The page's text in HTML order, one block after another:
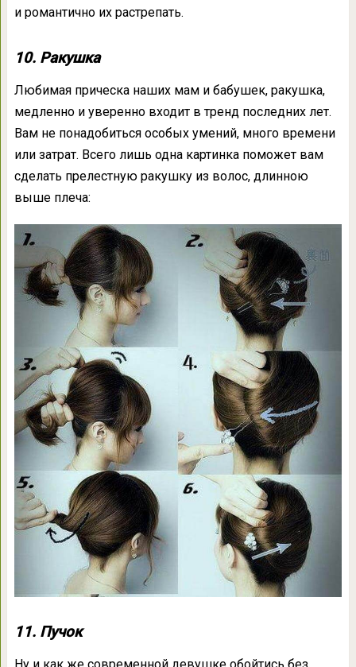
и романтично их растрепать.
10. Ракушка
Любимая прическа наших мам и бабушек, ракушка,
медленно и уверенно входит в тренд последних лет.
Вам не понадобиться особых умений, много времени
или затрат. Всего лишь одна картинка поможет вам
сделать прелестную ракушку из волос, длинною
выше плеча:
11. Пучок
Ну и как же современной девушке обойтись без